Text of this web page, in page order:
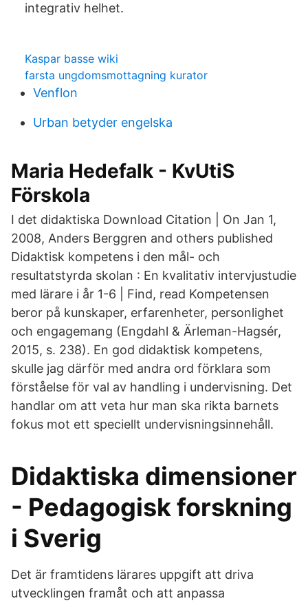
integrativ helhet.
Kaspar basse wiki
farsta ungdomsmottagning kurator
Venflon
Urban betyder engelska
Maria Hedefalk - KvUtiS
Förskola
I det didaktiska Download Citation | On Jan 1,
2008, Anders Berggren and others published
Didaktisk kompetens i den mål- och
resultatstyrda skolan : En kvalitativ intervjustudie
med lärare i år 1-6 | Find, read Kompetensen
beror på kunskaper, erfarenheter, personlighet
och engagemang (Engdahl & Ärleman-Hagsér,
2015, s. 238). En god didaktisk kompetens,
skulle jag därför med andra ord förklara som
förståelse för val av handling i undervisning. Det
handlar om att veta hur man ska rikta barnets
fokus mot ett speciellt undervisningsinnehåll.
Didaktiska dimensioner
- Pedagogisk forskning
i Sverig
Det är framtidens lärares uppgift att driva
utvecklingen framåt och att anpassa